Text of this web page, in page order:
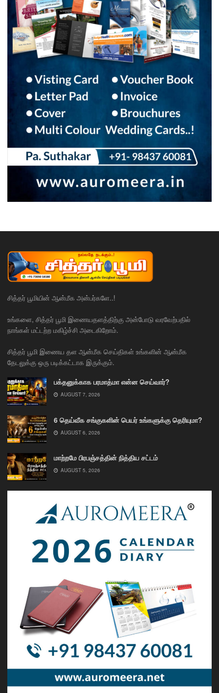
சித்தர் பூமியின் ஆன்மீக அன்பர்களே..!
உங்களை, சித்தர் பூமி இணையதளத்திற்கு அன்போடு வரவேற்பதில்
நாங்கள் மட்டற்ற மகிழ்ச்சி அடைகிறோம்.
சித்தர் பூமி இணைய தள ஆன்மீக செய்திகள் உங்களின் ஆன்மீக
தேடலுக்கு ஒரு படிக்கட்டாக இருக்கும்.
பக்தனுக்காக பரமாத்மா என்ன செய்வார்?
AUGUST 7, 2026
6 தெய்வீக சங்குகளின் பெயர் உங்களுக்கு தெரியுமா?
AUGUST 6, 2026
மாற்றமே பிரபஞ்சத்தின் நித்திய சட்டம்
AUGUST 5, 2026